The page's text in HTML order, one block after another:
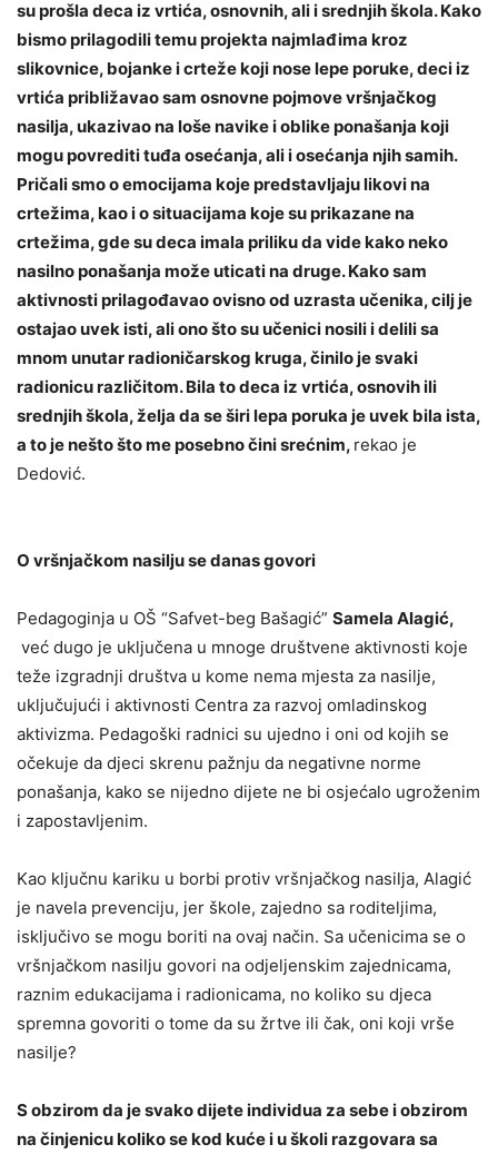
su prošla deca iz vrtića, osnovnih, ali i srednjih škola. Kako
bismo prilagodili temu projekta najmlađima kroz
slikovnice, bojanke i crteže koji nose lepe poruke, deci iz
vrtića približavao sam osnovne pojmove vršnjačkog
nasilja, ukazivao na loše navike i oblike ponašanja koji
mogu povrediti tuđa osećanja, ali i osećanja njih samih.
Pričali smo o emocijama koje predstavljaju likovi na
crtežima, kao i o situacijama koje su prikazane na
crtežima, gde su deca imala priliku da vide kako neko
nasilno ponašanja može uticati na druge. Kako sam
aktivnosti prilagođavao ovisno od uzrasta učenika, cilj je
ostajao uvek isti, ali ono što su učenici nosili i delili sa
mnom unutar radioničarskog kruga, činilo je svaki
radionicu različitom. Bila to deca iz vrtića, osnovih ili
srednjih škola, želja da se širi lepa poruka je uvek bila ista,
a to je nešto što me posebno čini srećnim, rekao je
Dedović.
O vršnjačkom nasilju se danas govori
Pedagoginja u OŠ “Safvet-beg Bašagić” Samela Alagić,
već dugo je uključena u mnoge društvene aktivnosti koje
teže izgradnji društva u kome nema mjesta za nasilje,
uključujući i aktivnosti Centra za razvoj omladinskog
aktivizma. Pedagoški radnici su ujedno i oni od kojih se
očekuje da djeci skrenu pažnju da negativne norme
ponašanja, kako se nijedno dijete ne bi osjećalo ugroženim
i zapostavljenim.
Kao ključnu kariku u borbi protiv vršnjačkog nasilja, Alagić
je navela prevenciju, jer škole, zajedno sa roditeljima,
isključivo se mogu boriti na ovaj način. Sa učenicima se o
vršnjačkom nasilju govori na odjeljenskim zajednicama,
raznim edukacijama i radionicama, no koliko su djeca
spremna govoriti o tome da su žrtve ili čak, oni koji vrše
nasilje?
S obzirom da je svako dijete individua za sebe i obzirom
na činjenicu koliko se kod kuće i u školi razgovara sa